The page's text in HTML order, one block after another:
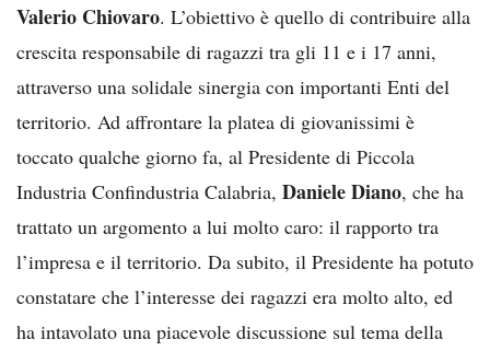
Valerio Chiovaro. L’obiettivo è quello di contribuire alla
crescita responsabile di ragazzi tra gli 11 e i 17 anni,
attraverso una solidale sinergia con importanti Enti del
territorio. Ad affrontare la platea di giovanissimi è
toccato qualche giorno fa, al Presidente di Piccola
Industria Confindustria Calabria, Daniele Diano, che ha
trattato un argomento a lui molto caro: il rapporto tra
l’impresa e il territorio. Da subito, il Presidente ha potuto
constatare che l’interesse dei ragazzi era molto alto, ed
ha intavolato una piacevole discussione sul tema della